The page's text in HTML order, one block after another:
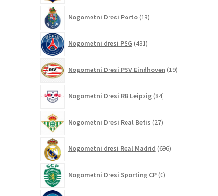
Nogometni Dresi Porto 13izdelkov
Nogometni dresi PSG 431izdelkov
Nogometni Dresi PSV Eindhoven 19izdelkov
Nogometni Dresi RB Leipzig 84izdelkov
Nogometni Dresi Real Betis 27izdelkov
Nogometni dresi Real Madrid 696izdelkov
Nogometni Dresi Sporting CP 0izdelkov